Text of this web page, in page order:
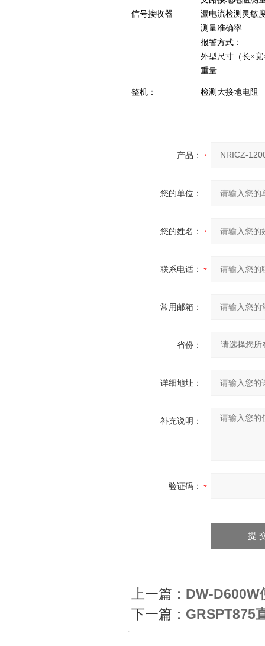
信号接收器
漏电流检测灵敏
测量准确率
报警方式：
外型尺寸（长×
重量
整机： 检测大接地电阻
产品：
您的单位：
您的姓名：
联系电话：
常用邮箱：
省份：
详细地址：
补充说明：
验证码：
上一篇： DW-D600W
下一篇： GRSPT875